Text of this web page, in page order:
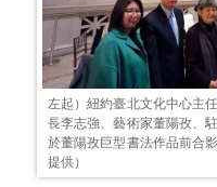
左起）紐約臺北文化中心主
長李志強、藝術家董陽孜、
於董陽孜巨型書法作品前合
提供）